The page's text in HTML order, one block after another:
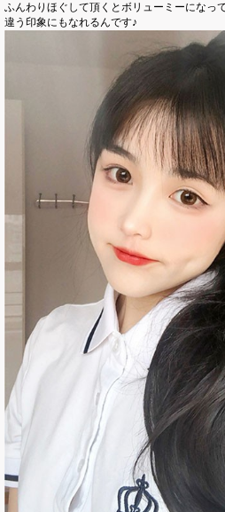
ふんわりほぐして頂くとボリューミーになって
違う印象にもなれるんです♪